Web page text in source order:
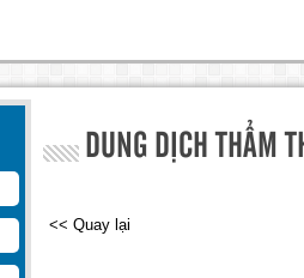
DUNG DỊCH THẨM
<< Quay lại